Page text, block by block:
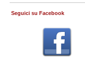
Seguici su Facebook